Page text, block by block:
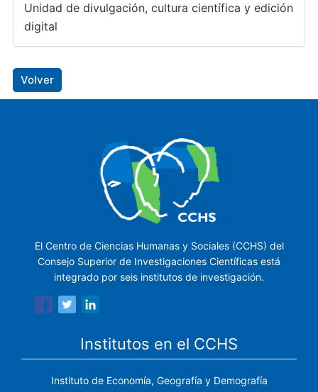
Unidad de divulgación, cultura científica y edición
digital
Volver
El Centro de Ciencias Humanas y Sociales (CCHS) del
Consejo Superior de Investigaciones Científicas está
integrado por seis institutos de investigación.
Institutos en el CCHS
Instituto de Economía, Geografía y Demografía